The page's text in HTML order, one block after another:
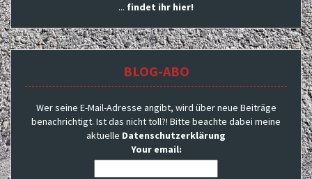
... findet ihr hier!
BLOG-ABO
Wer seine E-Mail-Adresse angibt, wird über neue Beiträge
benachrichtigt. Ist das nicht toll?! Bitte beachte dabei meine
aktuelle Datenschutzerklärung
Your email: